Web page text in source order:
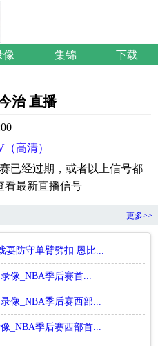
像 集锦 下载
治 直播
高清）
已经过期，或者以上信号都
看最新直播信号
更多>>
耍防守单臂劈扣 恩比...
像_NBA季后赛首...
像_NBA季后赛西部...
_NBA季后赛西部首...